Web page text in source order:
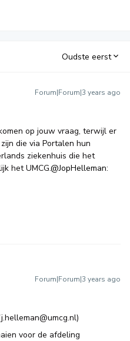
Oudste eerst
Forum|Forum|3 years ago
op jouw vraag, terwijl er
die via Portalen hun
ziekenhuis die het
het UMCG.@JopHelleman:
Forum|Forum|3 years ago
voor de afdeling